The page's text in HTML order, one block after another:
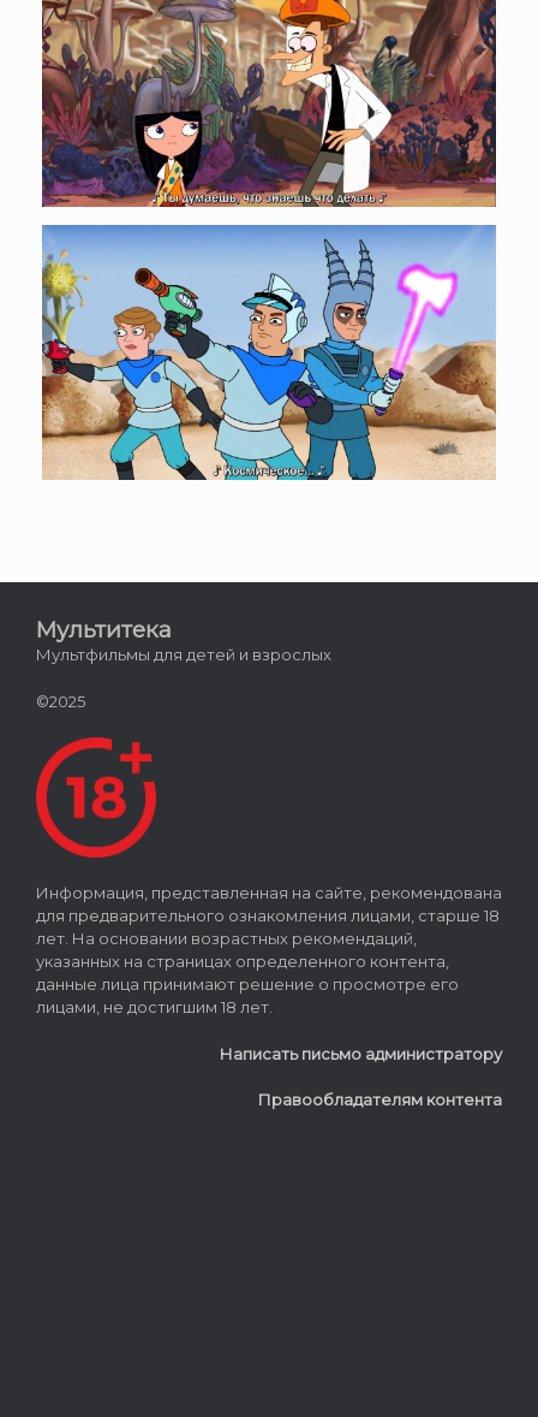
Мультитека
Мультфильмы для детей и взрослых
©2025
Информация, представленная на сайте, рекомендована
для предварительного ознакомления лицами, старше 18
лет. На основании возрастных рекомендаций,
указанных на страницах определенного контента,
данные лица принимают решение о просмотре его
лицами, не достигшим 18 лет.
Написать письмо администратору
Правообладателям контента